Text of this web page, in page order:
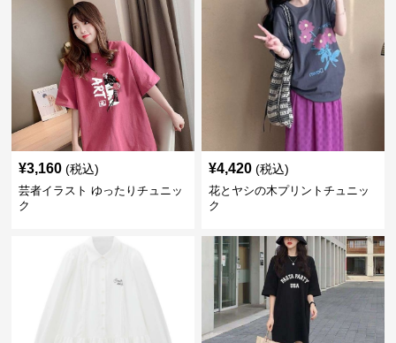
¥3,160 (税込)
芸者イラスト ゆったりチュニッ
ク
¥4,420 (税込)
花とヤシの木プリントチュニッ
ク